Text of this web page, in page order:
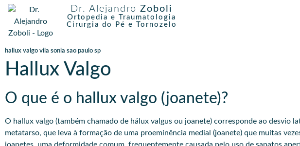
Dr. AlejandroZoboli
Ortopedia e Traumatologia
Cirurgia do Pé e Tornozelo
hallux valgo vila sonia sao paulo sp
Hallux Valgo
O que é o hallux valgo (joanete)?
O hallux valgo (também chamado de hálux valgus ou joanete) corresponde ao desvio
metatarso, que leva à formação de uma proeminência medial (joanete) que muitas